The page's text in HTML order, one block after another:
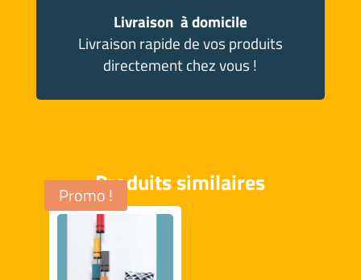
Livraison à domicile
Livraison rapide de vos produits
directement chez vous !
Produits similaires
Promo !